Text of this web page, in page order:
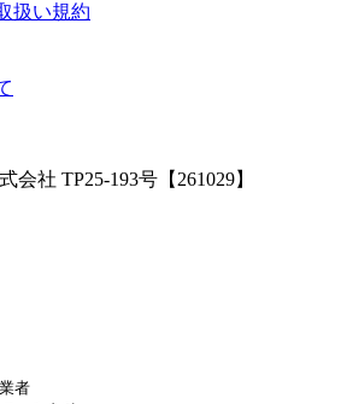
扱い規約
社 TP25-193号【261029】
者